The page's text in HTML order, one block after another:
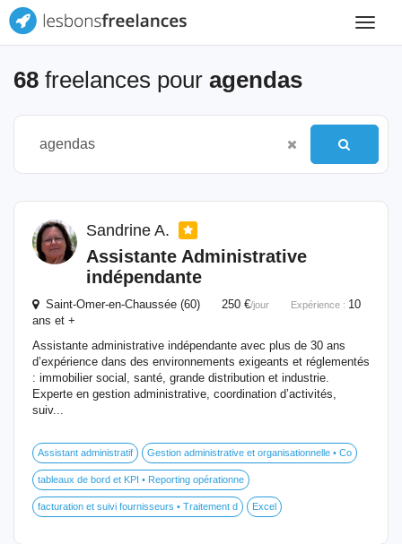
Toggle
68 freelances pour agendas
Sandrine A.
Assistante Administrative
indépendante
Saint-Omer-en-Chaussée (60) 250 €/jour Expérience : 10
ans et +
Assistante administrative indépendante avec plus de 30 ans
d’expérience dans des environnements exigeants et réglementés
: immobilier social, santé, grande distribution et industrie.
Experte en gestion administrative, coordination d’activités,
suiv...
Assistant administratif Gestion administrative et organisationnelle • Co
tableaux de bord et KPI • Reporting opérationne
facturation et suivi fournisseurs • Traitement d Excel